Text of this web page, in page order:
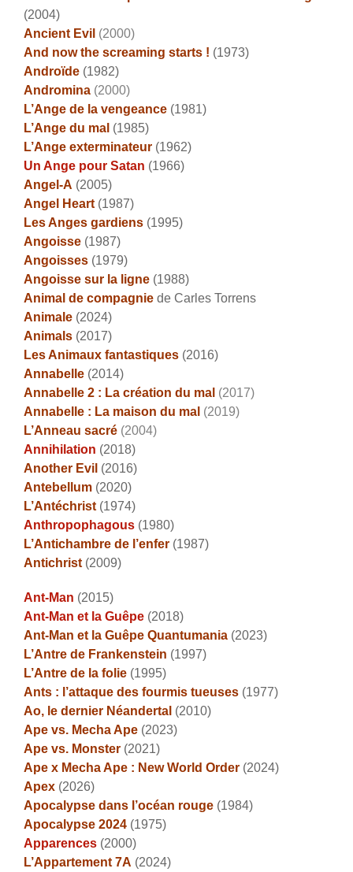
(2004)
Ancient Evil (2000)
And now the screaming starts ! (1973)
Androïde (1982)
Andromina (2000)
L’Ange de la vengeance (1981)
L’Ange du mal (1985)
L’Ange exterminateur (1962)
Un Ange pour Satan (1966)
Angel-A (2005)
Angel Heart (1987)
Les Anges gardiens (1995)
Angoisse (1987)
Angoisses (1979)
Angoisse sur la ligne (1988)
Animal de compagnie de Carles Torrens
Animale (2024)
Animals (2017)
Les Animaux fantastiques (2016)
Annabelle (2014)
Annabelle 2 : La création du mal (2017)
Annabelle : La maison du mal (2019)
L’Anneau sacré (2004)
Annihilation (2018)
Another Evil (2016)
Antebellum (2020)
L’Antéchrist (1974)
Anthropophagous (1980)
L’Antichambre de l’enfer (1987)
Antichrist (2009)
Ant-Man (2015)
Ant-Man et la Guêpe (2018)
Ant-Man et la Guêpe Quantumania (2023)
L’Antre de Frankenstein (1997)
L’Antre de la folie (1995)
Ants : l’attaque des fourmis tueuses (1977)
Ao, le dernier Néandertal (2010)
Ape vs. Mecha Ape (2023)
Ape vs. Monster (2021)
Ape x Mecha Ape : New World Order (2024)
Apex (2026)
Apocalypse dans l’océan rouge (1984)
Apocalypse 2024 (1975)
Apparences (2000)
L’Appartement 7A (2024)